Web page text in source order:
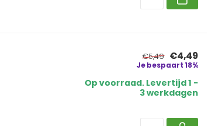
€5,49 €4,49
Je bespaart 18%
Op voorraad. Levertijd 1 -
3 werkdagen